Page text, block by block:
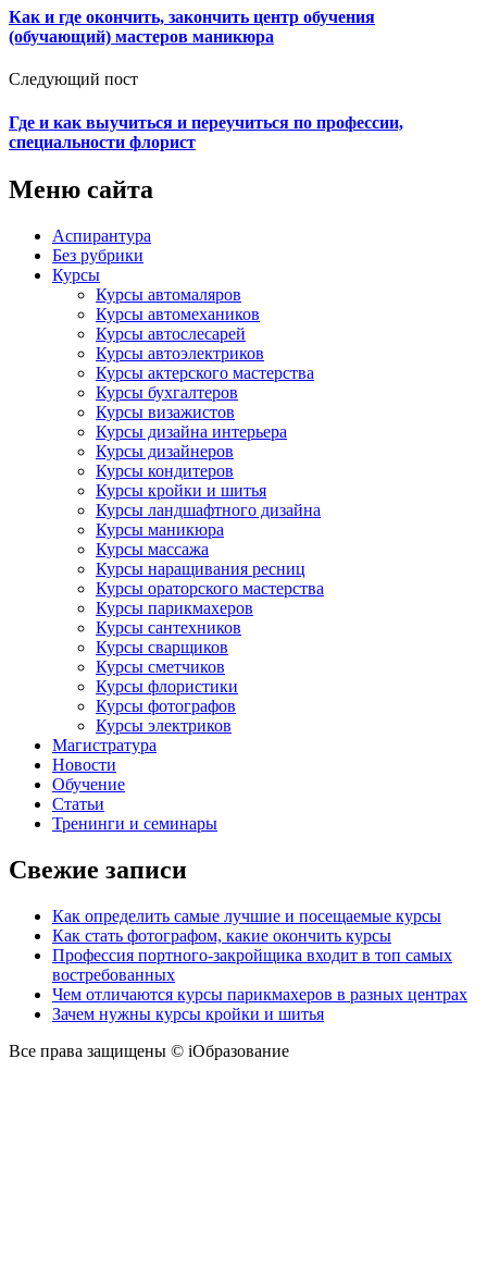
Как и где окончить, закончить центр обучения
(обучающий) мастеров маникюра
Следующий пост
Где и как выучиться и переучиться по профессии,
специальности флорист
Меню сайта
Аспирантура
Без рубрики
Курсы
Курсы автомаляров
Курсы автомехаников
Курсы автослесарей
Курсы автоэлектриков
Курсы актерского мастерства
Курсы бухгалтеров
Курсы визажистов
Курсы дизайна интерьера
Курсы дизайнеров
Курсы кондитеров
Курсы кройки и шитья
Курсы ландшафтного дизайна
Курсы маникюра
Курсы массажа
Курсы наращивания ресниц
Курсы ораторского мастерства
Курсы парикмахеров
Курсы сантехников
Курсы сварщиков
Курсы сметчиков
Курсы флористики
Курсы фотографов
Курсы электриков
Магистратура
Новости
Обучение
Статьи
Тренинги и семинары
Свежие записи
Как определить самые лучшие и посещаемые курсы
Как стать фотографом, какие окончить курсы
Профессия портного-закройщика входит в топ самых
востребованных
Чем отличаются курсы парикмахеров в разных центрах
Зачем нужны курсы кройки и шитья
Все права защищены © iОбразование